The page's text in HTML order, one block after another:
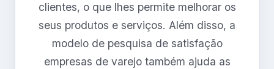
clientes, o que lhes permite melhorar os
seus produtos e serviços. Além disso, a
modelo de pesquisa de satisfação
empresas de varejo também ajuda as